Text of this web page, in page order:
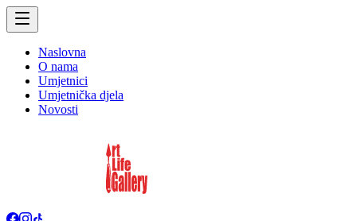
Naslovna
O nama
Umjetnici
Umjetnička djela
Novosti